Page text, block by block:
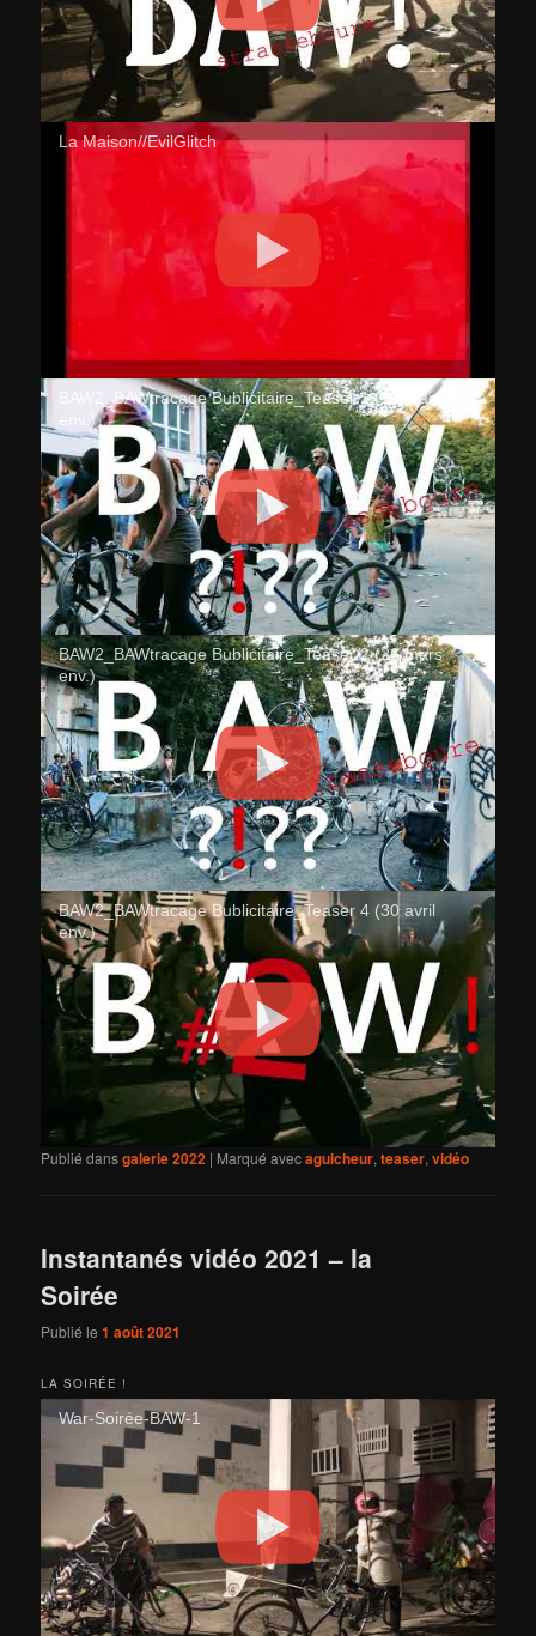
La Maison//EvilGlitch
BAW2_BAWtracage Bublicitaire_Teaser 1 (12 mars
env.)
BAW2_BAWtracage Bublicitaire_Teaser 2 (26 mars
env.)
BAW2_BAWtracage Bublicitaire_Teaser 4 (30 avril
env.)
Publié dansgalerie 2022 | Marqué avecaguicheur,teaser,vidéo
Instantanés vidéo 2021 – la
Soirée
Publié le1 août 2021
LA SOIRÉE !
War-Soirée-BAW-1